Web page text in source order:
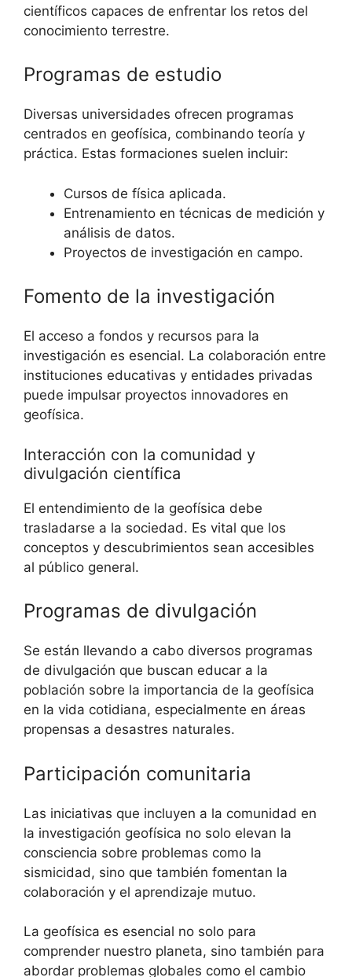
científicos capaces de enfrentar los retos del
conocimiento terrestre.
Programas de estudio
Diversas universidades ofrecen programas
centrados en geofísica, combinando teoría y
práctica. Estas formaciones suelen incluir:
Cursos de física aplicada.
Entrenamiento en técnicas de medición y
análisis de datos.
Proyectos de investigación en campo.
Fomento de la investigación
El acceso a fondos y recursos para la
investigación es esencial. La colaboración entre
instituciones educativas y entidades privadas
puede impulsar proyectos innovadores en
geofísica.
Interacción con la comunidad y
divulgación científica
El entendimiento de la geofísica debe
trasladarse a la sociedad. Es vital que los
conceptos y descubrimientos sean accesibles
al público general.
Programas de divulgación
Se están llevando a cabo diversos programas
de divulgación que buscan educar a la
población sobre la importancia de la geofísica
en la vida cotidiana, especialmente en áreas
propensas a desastres naturales.
Participación comunitaria
Las iniciativas que incluyen a la comunidad en
la investigación geofísica no solo elevan la
consciencia sobre problemas como la
sismicidad, sino que también fomentan la
colaboración y el aprendizaje mutuo.
La geofísica es esencial no solo para
comprender nuestro planeta, sino también para
abordar problemas globales como el cambio